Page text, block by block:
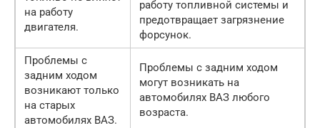
на работу
двигателя.
работу топливной системы и
предотвращает загрязнение
форсунок.
Проблемы с
задним ходом
возникают только
на старых
автомобилях ВАЗ.
Проблемы с задним ходом
могут возникать на
автомобилях ВАЗ любого
возраста.